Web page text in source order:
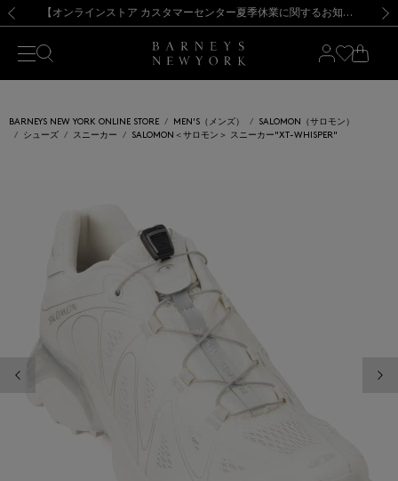
新規登録のお客様も対象！＜MY BARNEYS＞会員のお客様は11,000円（税込）以上のお買上げで常時送料無料！お買い物の際は会員登録を！
【夏季休業に伴う出荷一時停止のお知らせ】(2026.8.7) 【オンラインストア カスタマーセンター夏季休業に関するお知らせ】（2026.8.7）
【夏季休業に伴う返品・交換承り一時停止のお知らせ】（2026.8.5）
熊本県を中心とした地震の影響によるお荷物のお届けについて
【開催中】SUMMER SALEのご案内・ご注意事項 新規登録のお客様も対象！＜MY BARNEYS＞会員のお客様は11,000円（税込）以上のお買上げで常時送料無料！お買い物の際は会員登録を！
【夏季休業に伴う出荷一時停止のお知らせ】(2026.8.7)
BARNEYS NEW YORK ONLINE STORE MEN'S（メンズ）
SALOMON（サロモン）
シューズ
スニーカー SALOMON＜サロモン＞ スニーカー"XT-WHISPER"